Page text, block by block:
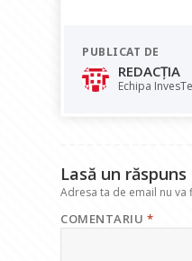
e
b
o
at
s
A
PUBLICAT DE
REDACȚIA
Echipa
Lasă un răspuns
Adresa ta de email nu va
COMENTARIU *